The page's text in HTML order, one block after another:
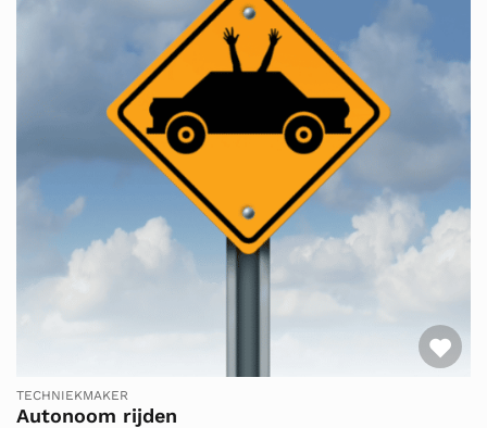
TECHNIEKMAKER
Autonoom rijden